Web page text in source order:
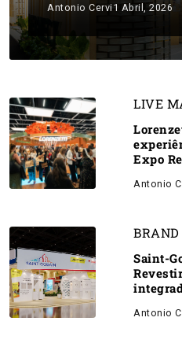
Antonio Cervi1 Abril, 2026
LIVE
Expo
Antonio
Saint-
Antonio